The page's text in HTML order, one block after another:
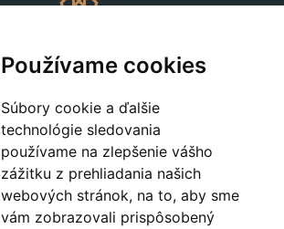
Používame cookies
Súbory cookie a ďalšie
technológie sledovania
používame na zlepšenie vášho
zážitku z prehliadania našich
webových stránok, na to, aby sme
vám zobrazovali prispôsobený
+420 311 604 182
dekorace@autronic.cz